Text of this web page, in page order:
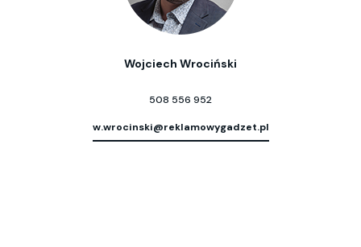
Wojciech Wrociński
508 556 952
w.wrocinski@reklamowygadzet.pl